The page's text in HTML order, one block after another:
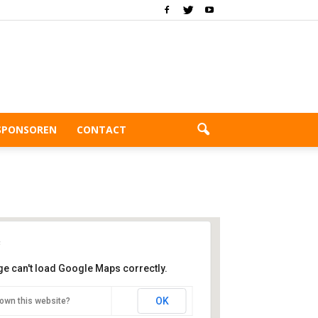
CONTACT
Boys
can't load Google Maps correctly.
this website? OK